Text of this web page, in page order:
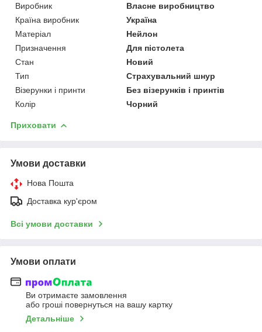
Виробник
Власне виробництво
Країна виробник
Україна
Матеріал
Нейлон
Призначення
Для пістолета
Стан
Новий
Тип
Страхувальний шнур
Візерунки і принти
Без візерунків і принтів
Колір
Чорний
Приховати
Умови доставки
Нова Пошта
Доставка кур'єром
Всі умови доставки
Умови оплати
Ви отримаєте замовлення
або гроші повернуться на вашу картку
Детальніше